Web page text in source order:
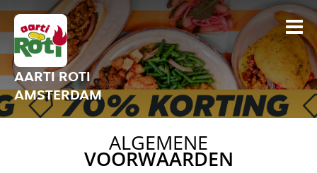
AARTI ROTI
AMSTERDAM
ALGEMENE
VOORWAARDEN